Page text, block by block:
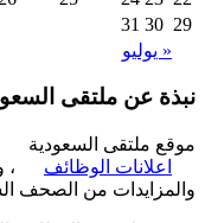
30
31
يوليو
عن ملتقى السعودية:
ملتقى السعودية
الوظائف
،
من الصحف